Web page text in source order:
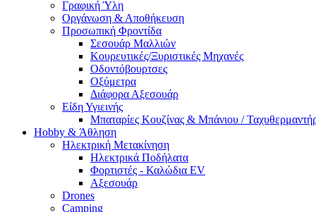
Γραφική Ύλη
Οργάνωση & Αποθήκευση
Προσωπική Φροντίδα
Σεσουάρ Μαλλιών
Κουρευτικές/Ξυριστικές Μηχανές
Οδοντόβουρτσες
Οξύμετρα
Διάφορα Αξεσουάρ
Είδη Υγιεινής
Μπαταρίες Κουζίνας & Μπάνιου /
Ηobby & Άθληση
Ηλεκτρική Μετακίνηση
Ηλεκτρικά Ποδήλατα
Φορτιστές - Καλώδια EV
Αξεσουάρ
Drones
Camping